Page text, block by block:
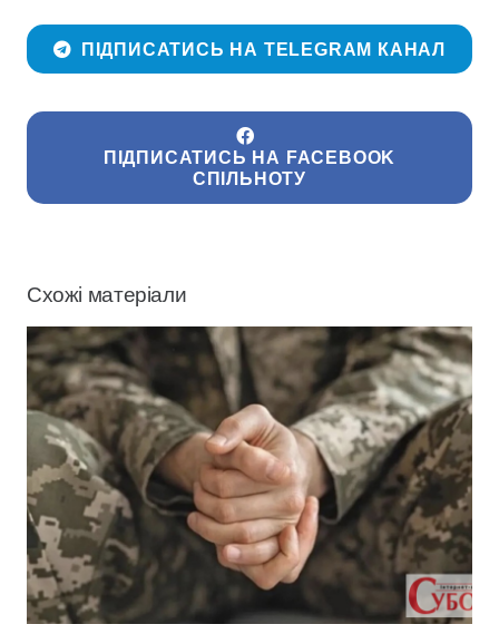
ПІДПИСАТИСЬ НА TELEGRAM КАНАЛ
ПІДПИСАТИСЬ НА FACEBOOK
СПІЛЬНОТУ
Схожі матеріали